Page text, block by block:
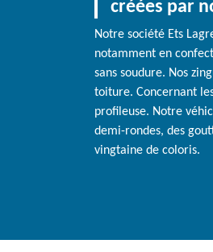
créées par
Notre société Ets
notamment en
sans soudure. Nos
toiture. Concernant
profileuse. Notre
demi-rondes, des
vingtaine de coloris.